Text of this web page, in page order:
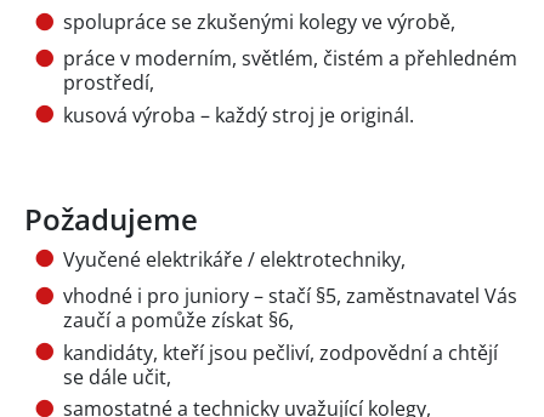
spolupráce se zkušenými kolegy ve výrobě,
práce v moderním, světlém, čistém a přehledném
prostředí,
kusová výroba – každý stroj je originál.
Požadujeme
Vyučené elektrikáře / elektrotechniky,
vhodné i pro juniory – stačí §5, zaměstnavatel Vás
zaučí a pomůže získat §6,
kandidáty, kteří jsou pečliví, zodpovědní a chtějí
se dále učit,
samostatné a technicky uvažující kolegy,